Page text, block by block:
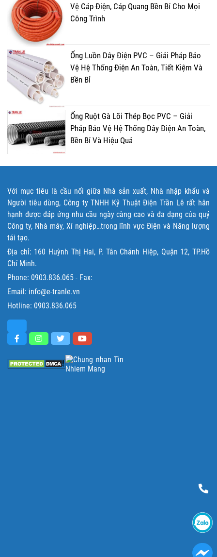
Vệ Cáp Điện, Cáp Quang Bền Bỉ Cho Mọi
Công Trình
Ống Luồn Dây Điện PVC – Giải Pháp Bảo
Vệ Hệ Thống Điện An Toàn, Tiết Kiệm Và
Bền Bỉ
Ống Ruột Gà Lõi Thép Bọc PVC – Giải
Pháp Bảo Vệ Hệ Thống Dây Điện An Toàn,
Bền Bỉ Và Hiệu Quả
Với mục tiêu là cầu nối giữa Nhà sản xuất, Nhà nhập khẩu và
Người tiêu dùng, Công ty TNHH Kỹ Thuật Điện Trần Lê rất hân
hạnh được đáp ứng nhu cầu ngày càng cao và đa dạng của quý
Công ty, Nhà máy, Xí nghiệp…trong lĩnh vực Điện và Năng lượng
tái tạo.
Địa chỉ: 160 Huỳnh Thị Hai, P. Tân Chánh Hiệp, Quận 12, TP.Hồ
Chí Minh.
Phone: 0903.836.065 - Fax:
Email: info@e-tranle.vn
Hotline: 0903.836.065